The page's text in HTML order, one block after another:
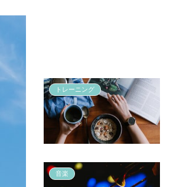
トレーニング
音楽